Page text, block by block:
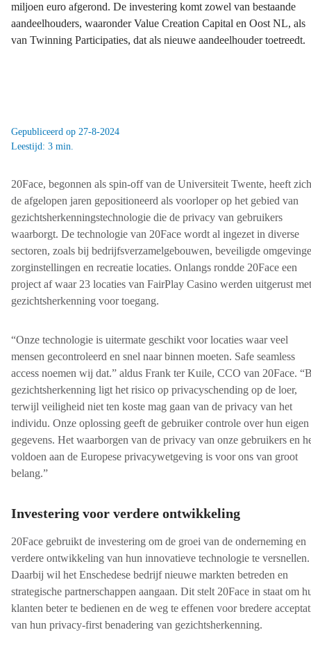
miljoen euro afgerond. De investering komt zowel van bestaande
aandeelhouders, waaronder Value Creation Capital en Oost NL, als
van Twinning Participaties, dat als nieuwe aandeelhouder toetreedt.
Gepubliceerd op 27-8-2024
Leestijd: 3 min.
20Face, begonnen als spin-off van de Universiteit Twente, heeft zich
de afgelopen jaren gepositioneerd als voorloper op het gebied van
gezichtsherkenningstechnologie die de privacy van gebruikers
waarborgt. De technologie van 20Face wordt al ingezet in diverse
sectoren, zoals bij bedrijfsverzamelgebouwen, beveiligde
zorginstellingen en recreatie locaties. Onlangs rondde 20Face een
project af waar 23 locaties van FairPlay Casino werden uitgerust met
gezichtsherkenning voor toegang.
“Onze technologie is uitermate geschikt voor locaties waar veel
mensen gecontroleerd en snel naar binnen moeten. Safe seamless
access noemen wij dat.” aldus Frank ter Kuile, CCO van 20Face.
gezichtsherkenning ligt het risico op privacyschending op de loer,
terwijl veiligheid niet ten koste mag gaan van de privacy van het
individu. Onze oplossing geeft de gebruiker controle over hun eigen
gegevens. Het waarborgen van de privacy van onze gebruikers en
voldoen aan de Europese privacywetgeving is voor ons van groot
belang.”
Investering voor verdere ontwikkeling
20Face gebruikt de investering om de groei van de onderneming en
verdere ontwikkeling van hun innovatieve technologie te versnellen.
Daarbij wil het Enschedese bedrijf nieuwe markten betreden en
strategische partnerschappen aangaan. Dit stelt 20Face in staat om
klanten beter te bedienen en de weg te effenen voor bredere
van hun privacy-first benadering van gezichtsherkenning.